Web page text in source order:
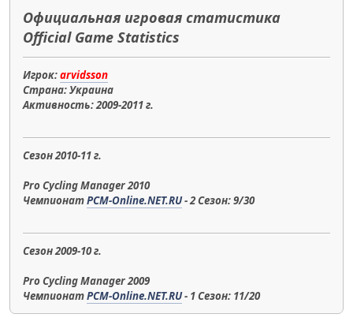
Официальная игровая статистика
Official Game Statistics
Игрок:arvidsson
Страна: Украина
Активность: 2009-2011 г.
Сезон 2010-11 г.
Pro Cycling Manager 2010
ЧемпионатPCM-Online.NET.RU- 2 Сезон: 9/30
Сезон 2009-10 г.
Pro Cycling Manager 2009
ЧемпионатPCM-Online.NET.RU- 1 Сезон: 11/20